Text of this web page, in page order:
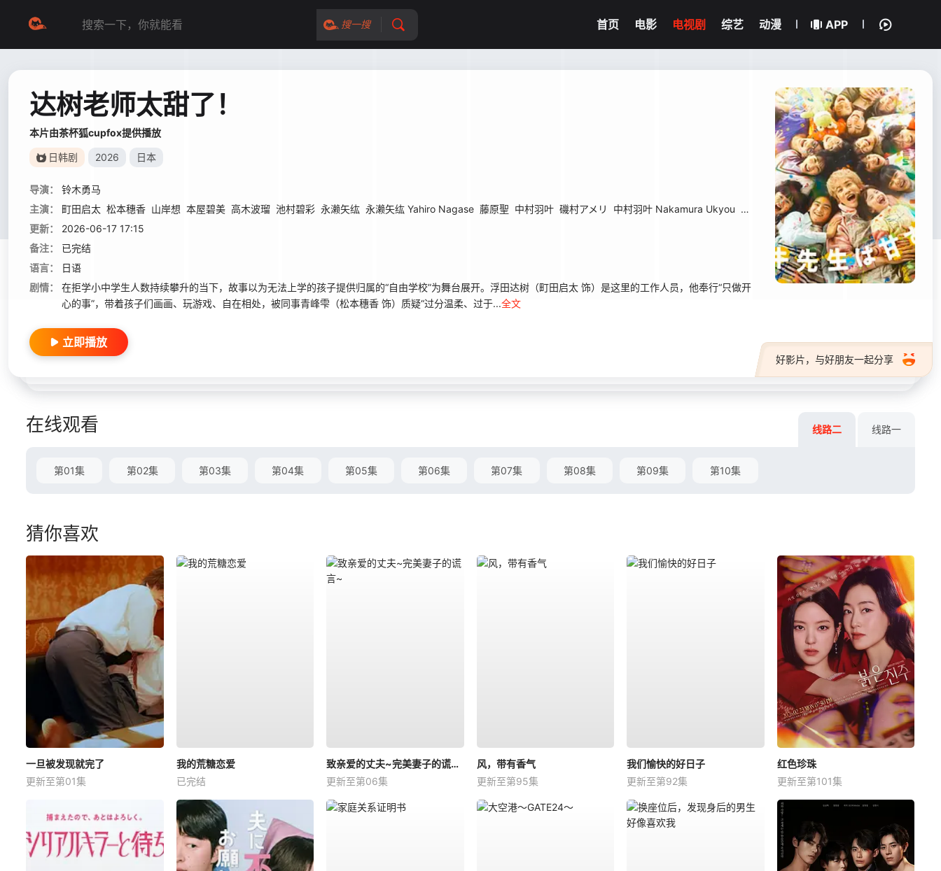
搜一搜 首页 电影 电视剧 综艺 动漫 APP
达树老师太甜了！
本片由茶杯狐cupfox提供播放
日韩剧 2026 日本
导演：
铃木勇马
主演：
町田启太 松本穗香 山岸想 本屋碧美 高木波瑠 池村碧彩 永濑矢纮 永濑矢纮 Yahiro Nagase 藤原聖 中村羽叶 磯村アメリ 中村羽叶 Nakamura Ukyou 惺奏 磯村アメリ Isomura Ameri 花門俐娃
更新：
2026-06-17 17:15
备注：
已完结
语言：
日语
剧情：
在拒学小中学生人数持续攀升的当下，故事以为无法上学的孩子提供归属的“自由学校”为舞台展开。浮田达树（町田启太 饰）是这里的工作人员，他奉行“只做开
心的事”，带着孩子们画画、玩游戏、自在相处，被同事青峰雫（松本穗香 饰）质疑“过分温柔、过于...全文
好影片，与好朋友一起分享
立即播放
在线观看 线路二 线路一
第01集 第02集 第03集 第04集 第05集 第06集 第07集 第08集 第09集 第10集
猜你喜欢
一旦被发现就完了
更新至第01集
我的荒糖恋爱
已完结
致亲爱的丈夫~完美妻子的谎言~
更新至第06集
风，带有香气
更新至第95集
我们愉快的好日子
更新至第92集
红色珍珠
更新至第101集